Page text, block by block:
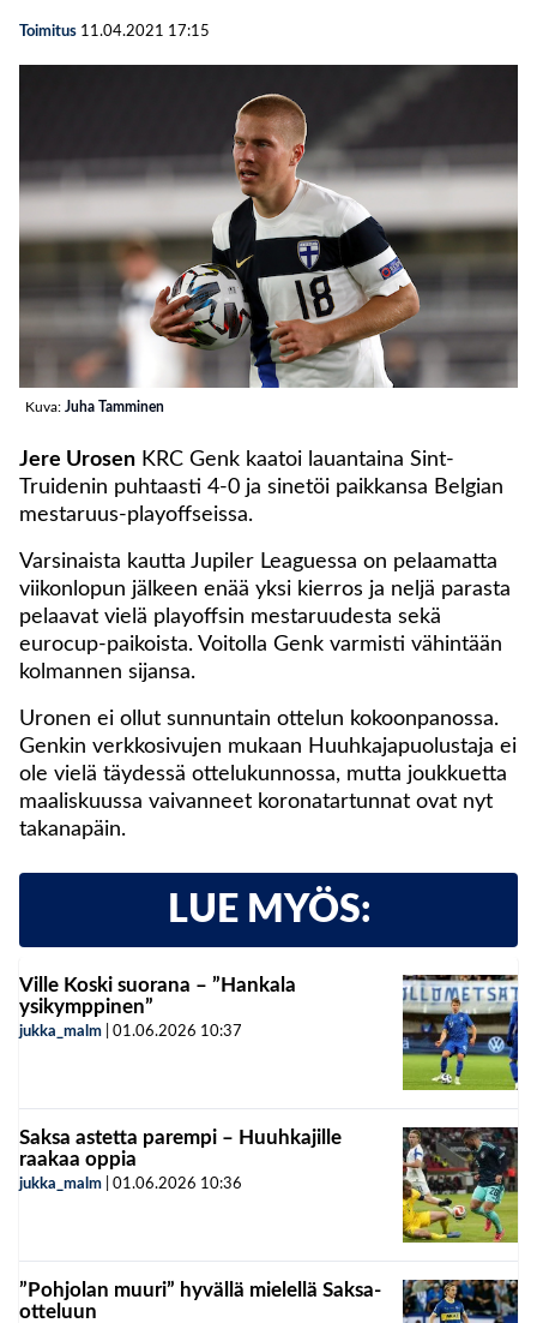
Toimitus 11.04.2021 17:15
Kuva: Juha Tamminen
Jere Urosen KRC Genk kaatoi lauantaina Sint-
Truidenin puhtaasti 4-0 ja sinetöi paikkansa Belgian
mestaruus-playoffseissa.
Varsinaista kautta Jupiler Leaguessa on pelaamatta
viikonlopun jälkeen enää yksi kierros ja neljä parasta
pelaavat vielä playoffsin mestaruudesta sekä
eurocup-paikoista. Voitolla Genk varmisti vähintään
kolmannen sijansa.
Uronen ei ollut sunnuntain ottelun kokoonpanossa.
Genkin verkkosivujen mukaan Huuhkajapuolustaja ei
ole vielä täydessä ottelukunnossa, mutta joukkuetta
maaliskuussa vaivanneet koronatartunnat ovat nyt
takanapäin.
LUE MYÖS:
Ville Koski suorana – ”Hankala
ysikymppinen”
jukka_malm 01.06.2026 10:37
Saksa astetta parempi – Huuhkajille
raakaa oppia
jukka_malm 01.06.2026 10:36
”Pohjolan muuri” hyvällä mielellä Saksa-
otteluun